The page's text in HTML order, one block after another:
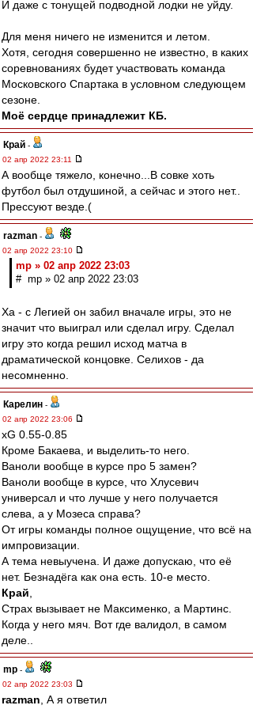
И даже с тонущей подводной лодки не уйду.
Для меня ничего не изменится и летом.
Хотя, сегодня совершенно не известно, в каких
соревнованиях будет участвовать команда
Московского Спартака в условном следующем
сезоне.
Моё сердце принадлежит КБ.
Край -
02 апр 2022 23:11
А вообще тяжело, конечно...В совке хоть
футбол был отдушиной, а сейчас и этого нет..
Прессуют везде.(
razman -
02 апр 2022 23:10
mp » 02 апр 2022 23:03
# mp » 02 апр 2022 23:03
Ха - с Легией он забил вначале игры, это не
значит что выиграл или сделал игру. Сделал
игру это когда решил исход матча в
драматической концовке. Селихов - да
несомненно.
Карелин -
02 апр 2022 23:06
xG 0.55-0.85
Кроме Бакаева, и выделить-то него.
Ваноли вообще в курсе про 5 замен?
Ваноли вообще в курсе, что Хлусевич
универсал и что лучше у него получается
слева, а у Мозеса справа?
От игры команды полное ощущение, что всё на
импровизации.
А тема невыучена. И даже допускаю, что её
нет. Безнадёга как она есть. 10-е место.
Край
Страх вызывает не Максименко, а Мартинс.
Когда у него мяч. Вот где валидол, в самом
деле..
mp -
02 апр 2022 23:03
razman , А я ответил